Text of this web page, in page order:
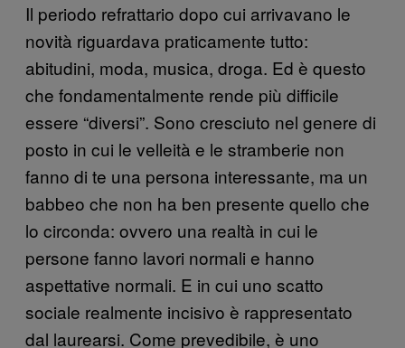
Il periodo refrattario dopo cui arrivavano le
novità riguardava praticamente tutto:
abitudini, moda, musica, droga. Ed è questo
che fondamentalmente rende più difficile
essere “diversi”. Sono cresciuto nel genere di
posto in cui le velleità e le stramberie non
fanno di te una persona interessante, ma un
babbeo che non ha ben presente quello che
lo circonda: ovvero una realtà in cui le
persone fanno lavori normali e hanno
aspettative normali. E in cui uno scatto
sociale realmente incisivo è rappresentato
dal laurearsi. Come prevedibile, è uno